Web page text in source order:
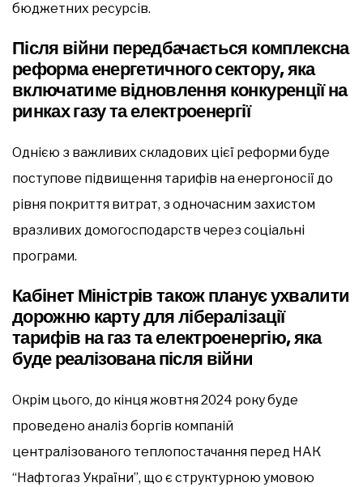
бюджетних ресурсів.
Після війни передбачається комплексна
реформа енергетичного сектору, яка
включатиме відновлення конкуренції на
ринках газу та електроенергії
Однією з важливих складових цієї реформи буде
поступове підвищення тарифів на енергоносії до
рівня покриття витрат, з одночасним захистом
вразливих домогосподарств через соціальні
програми.
Кабінет Міністрів також планує ухвалити
дорожню карту для лібералізації
тарифів на газ та електроенергію, яка
буде реалізована після війни
Окрім цього, до кінця жовтня 2024 року буде
проведено аналіз боргів компаній
централізованого теплопостачання перед НАК
“Нафтогаз України”, що є структурною умовою